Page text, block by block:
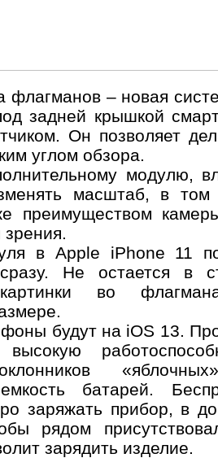
флагманов – новая
задней крышкой
Он позволяет
углом обзора.
модулю,
масштаб, в том
преимуществом
в Apple iPhone 11
Не остается в
картинки во
будут на iOS 13.
высокую
батарей.
заряжать прибор, в
рядом
зарядить изделие.